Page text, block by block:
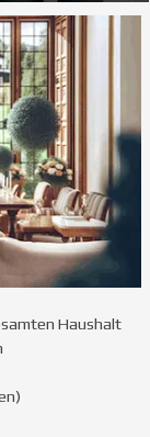
Haushalt